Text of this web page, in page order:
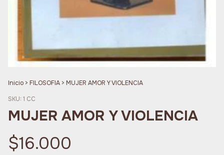
Inicio > FILOSOFIA > MUJER AMOR Y VIOLENCIA
SKU: 1 CC
MUJER AMOR Y VIOLENCIA
$16.000